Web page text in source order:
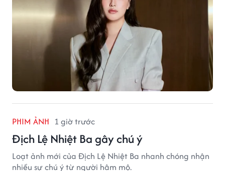
PHIM ẢNH 1 giờ trước
Địch Lệ Nhiệt Ba gây chú ý
Loạt ảnh mới của Địch Lệ Nhiệt Ba nhanh chóng nhận
nhiều sự chú ý từ người hâm mộ.